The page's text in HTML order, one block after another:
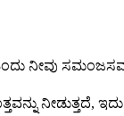
ನೀವು
ನೀಡುತ್ತದೆ,